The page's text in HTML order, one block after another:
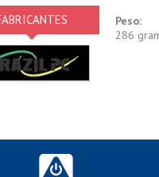
Peso:
286